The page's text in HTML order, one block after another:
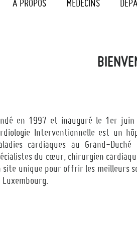
A PROPOS MÉDECINS
en 1997 et inauguré le 1er juin
Interventionnelle est un
cardiaques au Grand-
du cœur, chirurgien
site unique pour offrir les meilleurs
Luxembourg.